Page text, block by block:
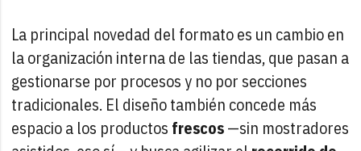
La principal novedad del formato es un cambio en
la organización interna de las tiendas, que pasan a
gestionarse por procesos y no por secciones
tradicionales. El diseño también concede más
espacio a los productos frescos—sin mostradores